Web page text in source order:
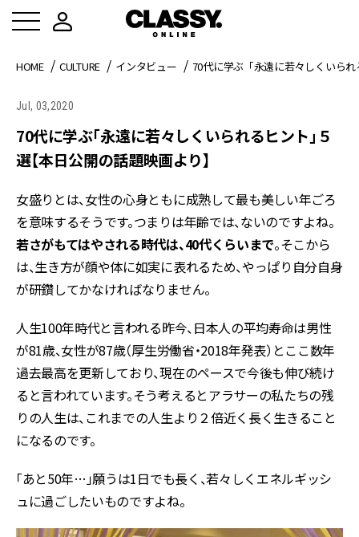
HOME CULTURE インタビュー 70代に学ぶ「永遠に若々しくいら
Jul, 03,2020
70代に学ぶ「永遠に若々しくいられるヒント」５
選【本日公開の話題映画より】
女盛りとは、女性の心身ともに成熟して最も美しい年ごろ
を意味するそうです。つまりは年齢では、ないのですよね。
若さがもてはやされる時代は、40代くらいまで。そこから
は、生き方が顔や体に如実に表れるため、やっぱり自分自身
が研鑽してかなければなりません。
人生100年時代と言われる昨今、日本人の平均寿命は男性
が81歳、女性が87歳（厚生労働省・2018年発表）とここ数年
過去最高を更新しており、現在のペースで今後も伸び続け
ると言われています。そう考えるとアラサーの私たちの残
りの人生は、これまでの人生より２倍近く長く生きること
になるのです。
「あと50年…」願うは1日でも長く、若々しくエネルギッシ
ュに過ごしたいものですよね。